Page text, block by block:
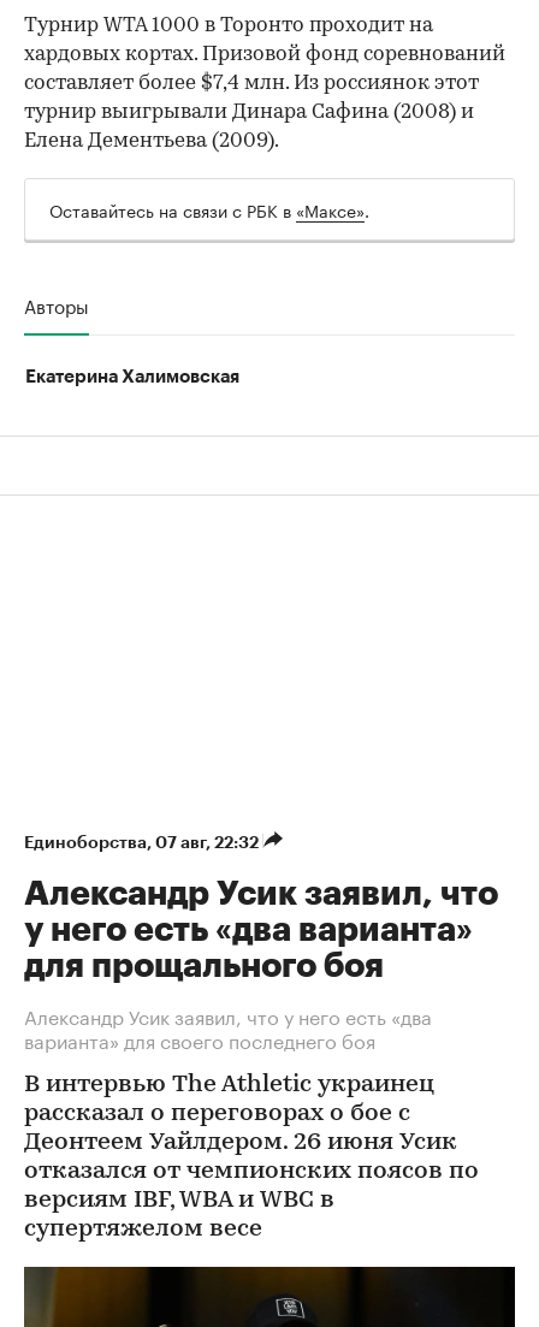
Турнир WTA 1000 в Торонто проходит на
хардовых кортах. Призовой фонд соревнований
составляет более $7,4 млн. Из россиянок этот
турнир выигрывали Динара Сафина (2008) и
Елена Дементьева (2009).
Оставайтесь на связи с РБК в «Максе».
Авторы
Екатерина Халимовская
Единоборства⁠, 07 авг, 22:32
Александр Усик заявил, что
у него есть «два варианта»
для прощального боя
Александр Усик заявил, что у него есть «два
варианта» для своего последнего боя
В интервью The Athletic украинец
рассказал о переговорах о бое с
Деонтеем Уайлдером. 26 июня Усик
отказался от чемпионских поясов по
версиям IBF, WBA и WBC в
супертяжелом весе